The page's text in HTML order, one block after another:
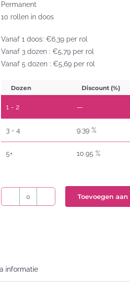
Permanent
10 rollen in doos
Vanaf 1 doos: €6,39 per rol
Vanaf 3 dozen : €5,79 per rol
Vanaf 5 dozen : €5,69 per rol
Dozen Discount (%)
1 - 2 —
3 - 4 9.39 %
5+ 10.95 %
DK-
Toevoegen
informatie